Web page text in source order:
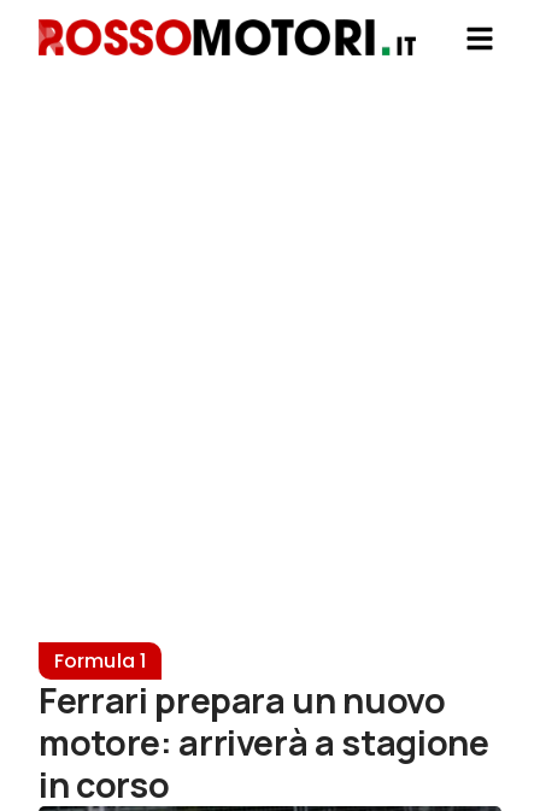
Formula 1
Ferrari prepara un nuovo
motore: arriverà a stagione
in corso